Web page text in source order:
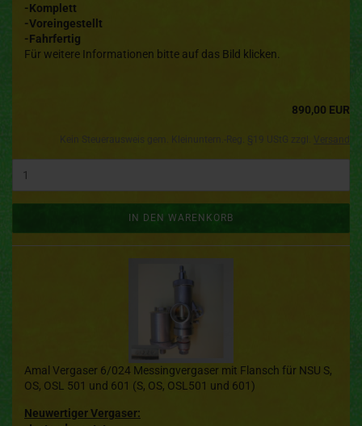
-Komplett
-Voreingestellt
-Fahrfertig
Für weitere Informationen bitte auf das Bild klicken.
890,00 EUR
IN DEN WARENKORB
Amal Vergaser 6/024 Messingvergaser mit Flansch für NSU S,
OS, OSL 501 und 601 (S, OS, OSL501 und 601)
Neuwertiger Vergaser: